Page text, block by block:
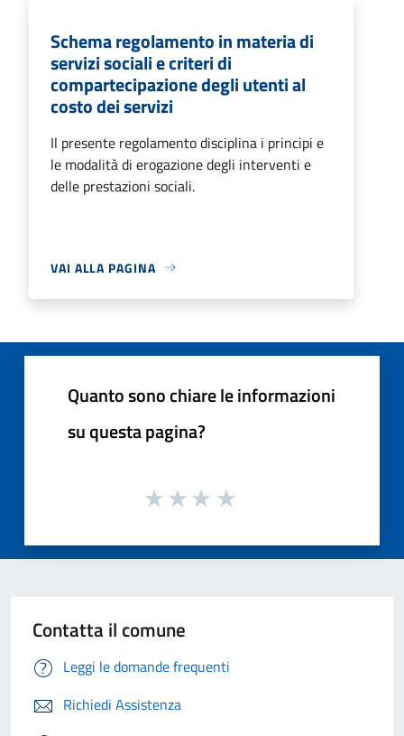
Schema regolamento in materia di
servizi sociali e criteri di
compartecipazione degli utenti al
costo dei servizi
Il presente regolamento disciplina i principi e
le modalità di erogazione degli interventi e
delle prestazioni sociali.
VAI ALLA PAGINA
Quanto sono chiare le informazioni
su questa pagina?
Contatta il comune
Leggi le domande frequenti
Richiedi Assistenza